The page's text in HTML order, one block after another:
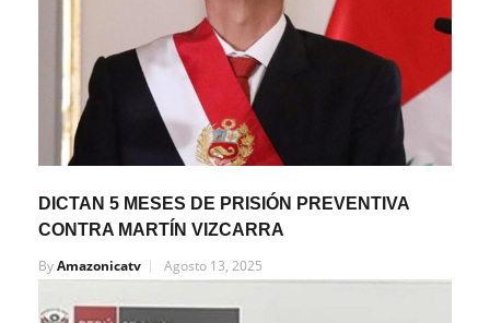
DICTAN 5 MESES DE PRISIÓN PREVENTIVA
CONTRA MARTÍN VIZCARRA
ByAmazonicatv Agosto 13, 2025